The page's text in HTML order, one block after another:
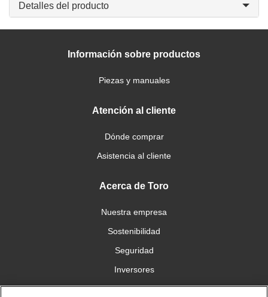
Detalles del producto
Información sobre productos
Piezas y manuales
Atención al cliente
Dónde comprar
Asistencia al cliente
Acerca de Toro
Nuestra empresa
Sostenibilidad
Seguridad
Inversores
Trabajo